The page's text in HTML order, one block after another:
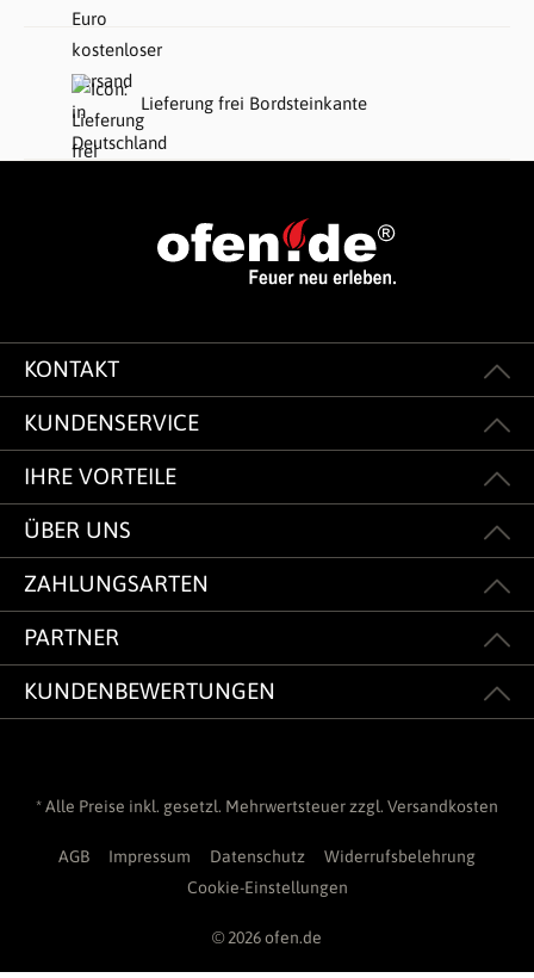
Lieferung frei Bordsteinkante
KONTAKT
KUNDENSERVICE
IHRE VORTEILE
ÜBER UNS
ZAHLUNGSARTEN
PARTNER
KUNDENBEWERTUNGEN
* Alle Preise inkl. gesetzl. Mehrwertsteuer zzgl. Versandkosten
AGB Impressum Datenschutz
Widerrufsbelehrung
Cookie-Einstellungen
© 2026 ofen.de